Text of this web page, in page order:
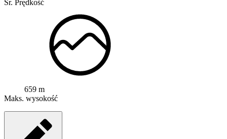
Śr. Prędkość
659 m
Maks. wysokość